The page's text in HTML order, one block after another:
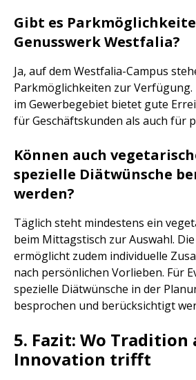
Gibt es
Genusswerk Westfalia?
Ja, auf dem Westfalia-Campus
Parkmöglichkeiten zur Verfügung.
im Gewerbegebiet bietet gute
für Geschäftskunden als auch für
Können auch
spezielle Diätwünsche
werden?
Täglich steht mindestens ein
beim Mittagstisch zur Auswahl.
ermöglicht zudem individuelle
nach persönlichen Vorlieben. Für
spezielle Diätwünsche in der
besprochen und berücksichtigt
5. Fazit: Wo Tradition
Innovation trifft